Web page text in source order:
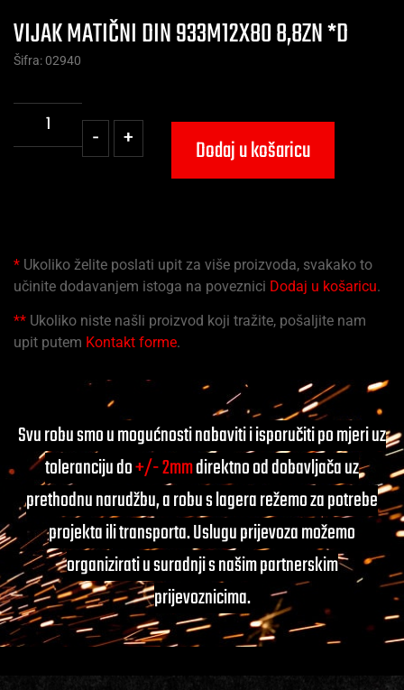
VIJAK MATIČNI DIN 933M12X80 8,8ZN *D
Šifra: 02940
- + Dodaj u košaricu
* Ukoliko želite poslati upit za više proizvoda, svakako to
učinite dodavanjem istoga na poveznici Dodaj u košaricu.
** Ukoliko niste našli proizvod koji tražite, pošaljite nam
upit putem Kontakt forme.
Svu robu smo u mogućnosti nabaviti i isporučiti po mjeri uz
toleranciju do+/- 2mmdirektno od dobavljača uz
prethodnu narudžbu, a robu s lagera režemo za potrebe
projekta ili transporta. Uslugu prijevoza možemo
organizirati u suradnji s našim partnerskim
prijevoznicima.